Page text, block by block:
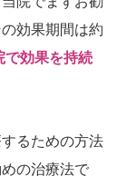
効果期間は約
で効果を持続
るための方法
の治療法で